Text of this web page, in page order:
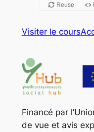
Visiter le cours
Financé par
de vue et avis